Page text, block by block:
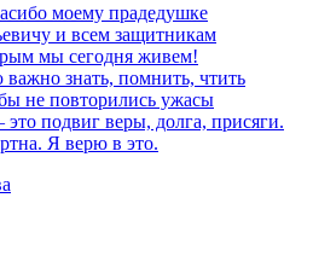
моему прадедушке
и всем защитникам
мы сегодня живем!
знать, помнить, чтить
не повторились ужасы
подвиг веры, долга, присяги.
Я верю в это.